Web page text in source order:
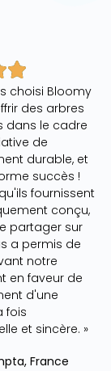
choisi Bloomy
des arbres
dans le cadre
de
durable, et
succès !
fournissent
conçu,
partager sur
a permis de
notre
en faveur de
d'une
fois
et sincère. »
France